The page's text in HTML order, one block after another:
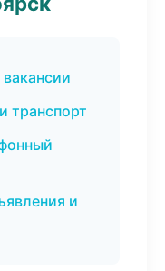
транспорт
и